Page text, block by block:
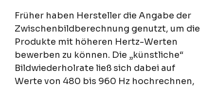
Früher haben Hersteller die Angabe der
Zwischenbildberechnung genutzt, um die
Produkte mit höheren Hertz-Werten
bewerben zu können. Die „künstliche“
Bildwiederholrate ließ sich dabei auf
Werte von 480 bis 960 Hz hochrechnen,